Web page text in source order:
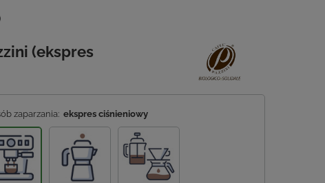
(ekspres
zaparzania: ekspres ciśnieniowy